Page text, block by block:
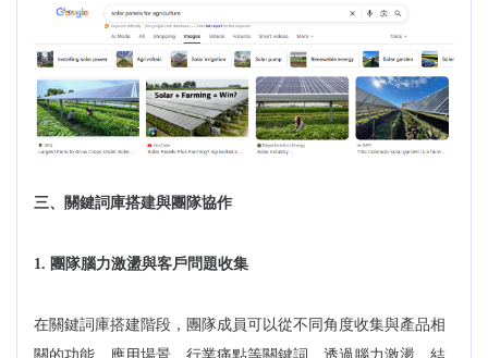
三、關鍵詞庫搭建與團隊協作
1. 團隊腦力激盪與客戶問題收集
在關鍵詞庫搭建階段，團隊成員可以從不同角度收集與產品相